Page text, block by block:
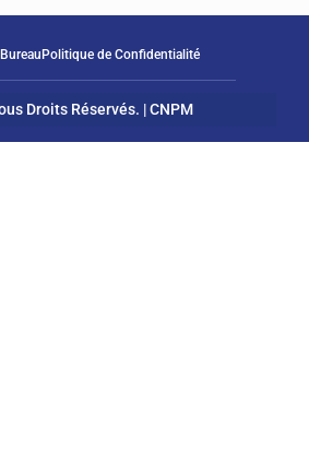
Politique de Confidentialité
Droits Réservés. | CNPM